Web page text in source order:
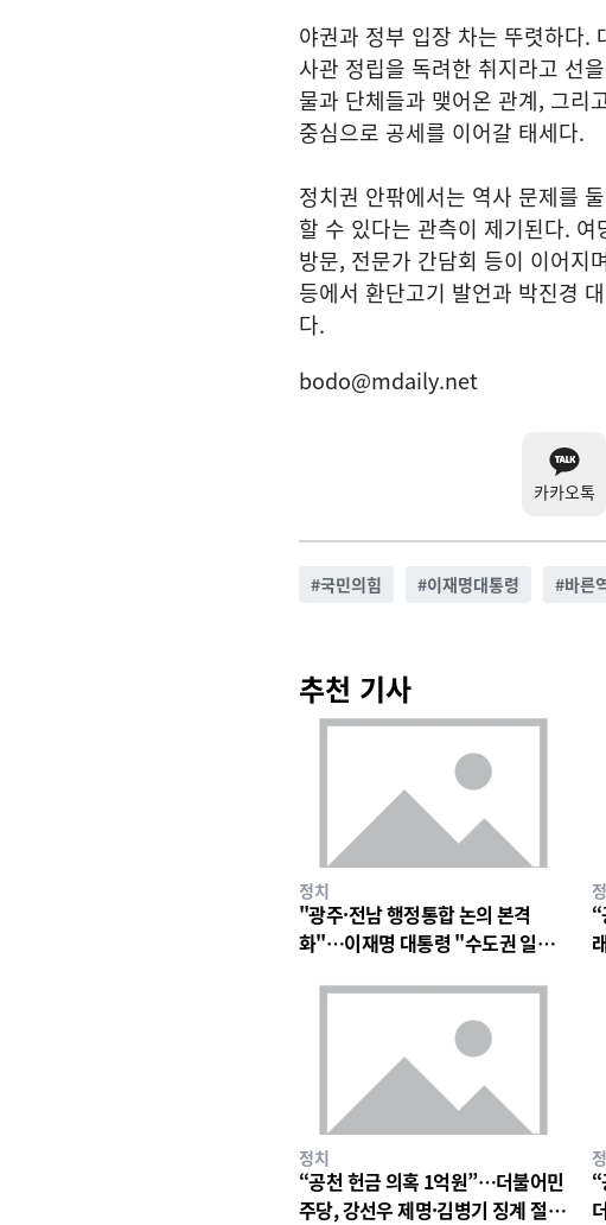
야권과 정부 입장 차는 뚜렷하다.
사관 정립을 독려한 취지라고 선
물과 단체들과 맺어온 관계, 그리
중심으로 공세를 이어갈 태세다.
정치권 안팎에서는 역사 문제를
할 수 있다는 관측이 제기된다.
방문, 전문가 간담회 등이 이어지
등에서 환단고기 발언과 박진경
다.
bodo@mdaily.net
카카오톡
#국민의힘 #이재명대통령 #바른
추천 기사
정치
"광주·전남 행정통합 논의 본격
화"…이재명 대통령 "수도권 일극
정치
“공천 헌금 의혹 1억원”…더불어민
주당, 강선우 제명·김병기 징계 절